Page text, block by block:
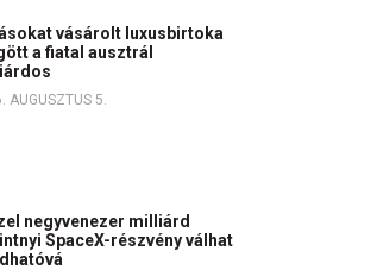
vásárolt luxusbirtoka
a fiatal ausztrál
AUGUSZTUS 5.
negyvenezer milliárd
SpaceX-részvény válhat